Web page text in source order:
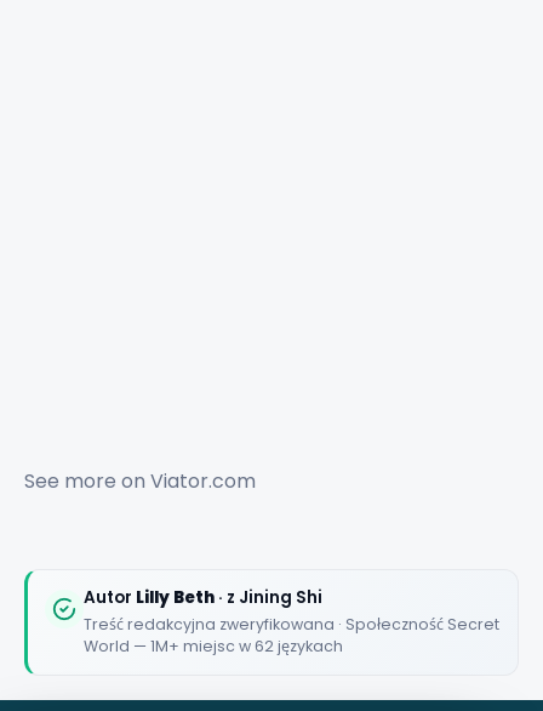
See more on Viator.com
Autor Lilly Beth · z Jining Shi
Treść redakcyjna zweryfikowana · Społeczność Secret
World — 1M+ miejsc w 62 językach
★★★★★